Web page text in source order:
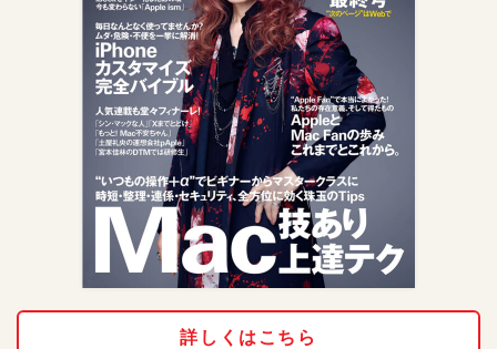
詳しくはこちら